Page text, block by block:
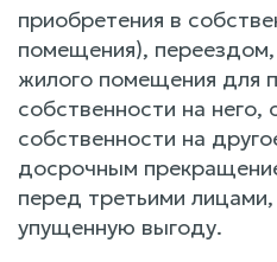
приобретения в
помещения),
жилого помещения для
собственности на
собственности на
досрочным
перед третьими
упущенную выгоду.